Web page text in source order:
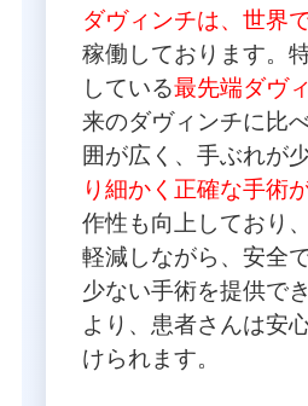
ダヴィンチは、世界
稼働しております。
している最先端ダヴ
来のダヴィンチに比
囲が広く、手ぶれが
り細かく正確な手術
作性も向上しており
軽減しながら、安全
少ない手術を提供で
より、患者さんは安
けられます。